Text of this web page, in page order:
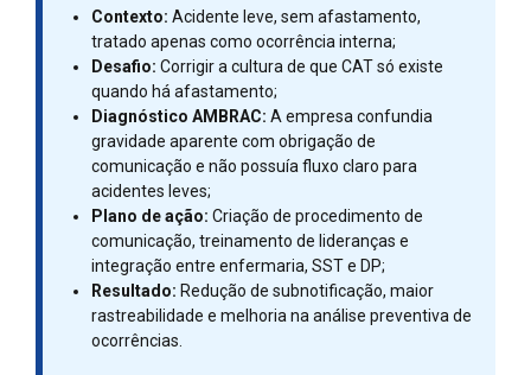
Contexto: Acidente leve, sem afastamento,
tratado apenas como ocorrência interna;
Desafio: Corrigir a cultura de que CAT só existe
quando há afastamento;
Diagnóstico AMBRAC: A empresa confundia
gravidade aparente com obrigação de
comunicação e não possuía fluxo claro para
acidentes leves;
Plano de ação: Criação de procedimento de
comunicação, treinamento de lideranças e
integração entre enfermaria, SST e DP;
Resultado: Redução de subnotificação, maior
rastreabilidade e melhoria na análise preventiva de
ocorrências.